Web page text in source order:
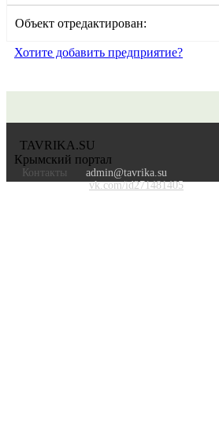
Объект отредактирован:
Хотите добавить предприятие?
TAVRIKA.SU
Крымский портал
Контакты
admin@tavrika.su
vk.com/id271481405